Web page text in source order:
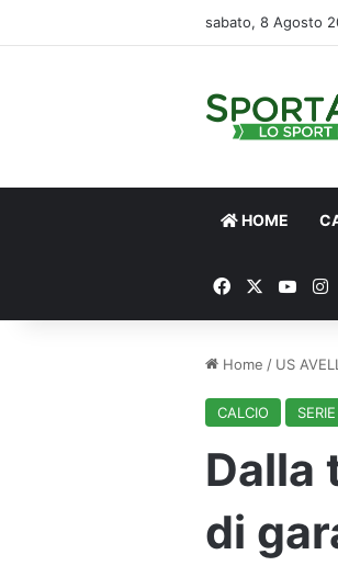
sabato, 8 Agosto
HOME
FacebookYou
Home / US
CALCIO
Dalla
di